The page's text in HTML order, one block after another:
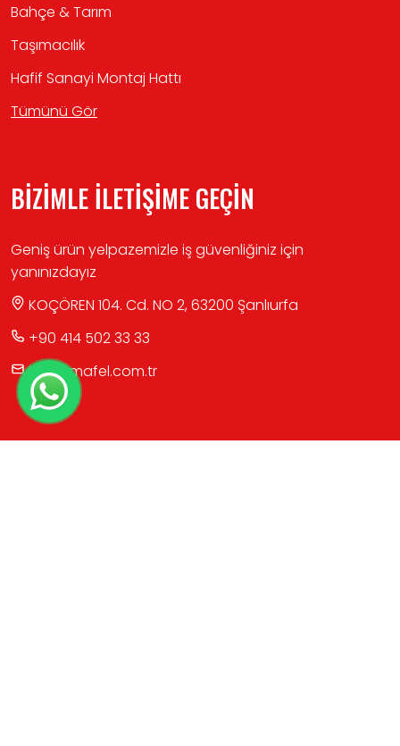
Bahçe & Tarım
Taşımacılık
Hafif Sanayi Montaj Hattı
Tümünü Gör
BİZİMLE İLETİŞİME GEÇİN
Geniş ürün yelpazemizle iş güvenliğiniz için
yanınızdayız
KOÇÖREN 104. Cd. NO 2, 63200 Şanlıurfa
+90 414 502 33 33
info@mafel.com.tr